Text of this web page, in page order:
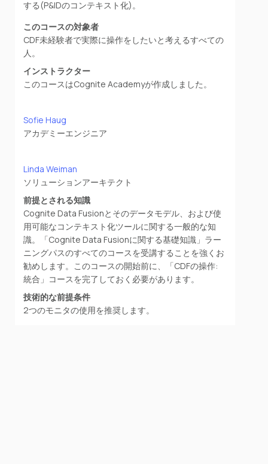
する(P&IDのコンテキスト化)。
このコースの対象者
CDF未経験者で実際に操作をしたいと考えるすべての
人。
インストラクター
このコースはCognite Academyが作成しました。
Sofie Haug
アカデミーエンジニア
Linda Weiman
ソリューションアーキテクト
前提とされる知識
Cognite Data Fusionとそのデータモデル、および使
用可能なコンテキスト化ツールに関する一般的な知
識。「Cognite Data Fusionに関する基礎知識」ラー
ニングパスのすべてのコースを受講することを強くお
勧めします。このコースの開始前に、「CDFの操作:
統合」コースを完了しておく必要があります。
技術的な前提条件
2つのモニタの使用を推奨します。